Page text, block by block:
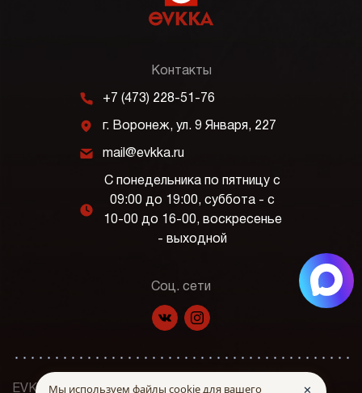
Контакты
m +7 (473) 228-51-76
j г. Воронеж, ул. 9 Января, 227
k mail@evkka.ru
l
С понедельника по пятницу с
09:00 до 19:00, суббота - с
10-00 до 16-00, воскресенье
- выходной
Соц. сети
f p
EVKKA © Все права защищены. 2026 г.
Мы используем файлы cookie для вашего ✕